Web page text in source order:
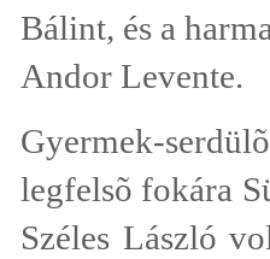
Bálint, és a
Andor Levente.
Gyermek-
legfelsõ fokára
Széles László